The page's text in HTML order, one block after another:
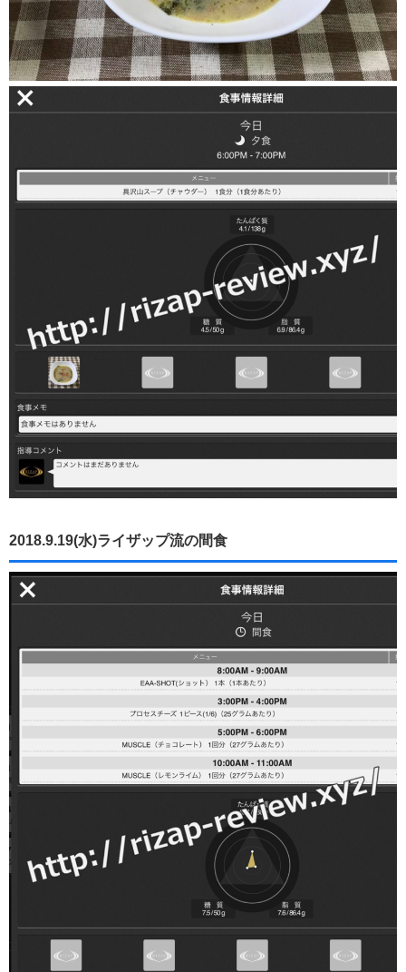
2018.9.19(水)ライザップ流の間食